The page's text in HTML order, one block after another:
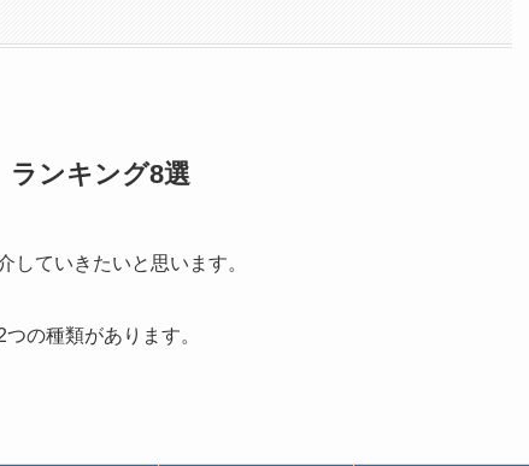
ランキング8選
していきたいと思います。
の種類があります。